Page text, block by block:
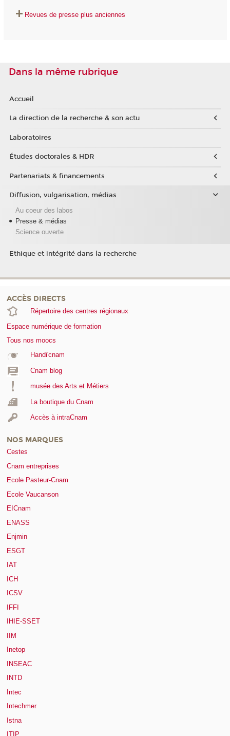
Revues de presse plus anciennes
Dans la même rubrique
Accueil
La direction de la recherche & son actu
Laboratoires
Études doctorales & HDR
Partenariats & financements
Diffusion, vulgarisation, médias
Au coeur des labos
Presse & médias
Science ouverte
Ethique et intégrité dans la recherche
ACCÈS DIRECTS
Répertoire des centres régionaux
Espace numérique de formation
Tous nos moocs
Handi'cnam
Cnam blog
musée des Arts et Métiers
La boutique du Cnam
Accès à intraCnam
NOS MARQUES
Cestes
Cnam entreprises
Ecole Pasteur-Cnam
Ecole Vaucanson
EICnam
ENASS
Enjmin
ESGT
IAT
ICH
ICSV
IFFI
IHIE-SSET
IIM
Inetop
INSEAC
INTD
Intec
Intechmer
Istna
ITIP